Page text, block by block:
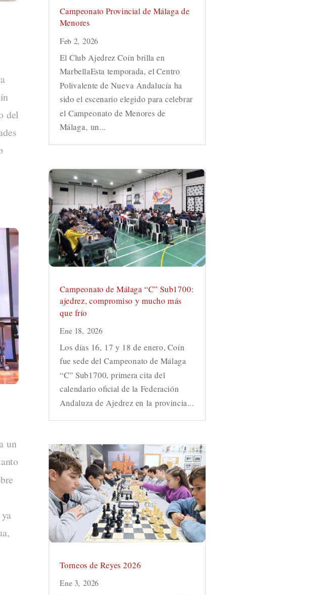
del
un
Campeonato Provincial de Málaga de
Menores
Feb 2, 2026
El Club Ajedrez Coín brilla en
MarbellaEsta temporada, el Centro
Polivalente de Nueva Andalucía ha
sido el escenario elegido para celebrar
el Campeonato de Menores de
Málaga, un...
Campeonato de Málaga “C” Sub1700:
ajedrez, compromiso y mucho más
que frío
Ene 18, 2026
Los días 16, 17 y 18 de enero, Coín
fue sede del Campeonato de Málaga
“C” Sub1700, primera cita del
calendario oficial de la Federación
Andaluza de Ajedrez en la provincia...
Torneos de Reyes 2026
Ene 3, 2026